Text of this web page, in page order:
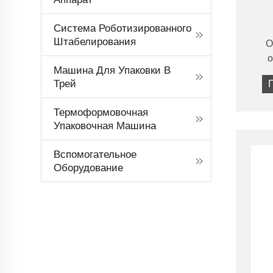
Система Роботизированного
Штабелирования
Машина Для Упаковки В
Трей
Термоформовочная
Упаковочная Машина
Вспомогательное
Оборудование